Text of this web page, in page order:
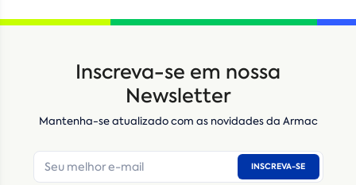
Inscreva-se em nossa
Newsletter
Mantenha-se atualizado com as novidades da Armac
INSCREVA-SE
Locação Compra de seminovos
E-mail*
Número de telefone